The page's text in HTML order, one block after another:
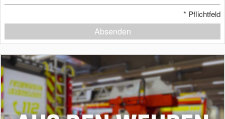
* Pflichtfeld
Absenden